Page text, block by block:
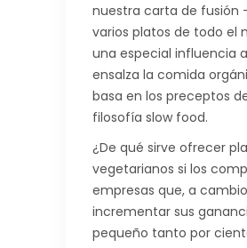
nuestra carta de fusión
varios platos de todo el
una especial influencia
ensalza la comida
basa en los preceptos
filosofía slow food.
¿De qué sirve ofrecer
vegetarianos si los
empresas que, a
incrementar sus
pequeño tanto por